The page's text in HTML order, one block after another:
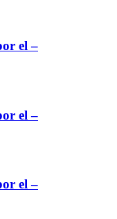
el –
el –
el –